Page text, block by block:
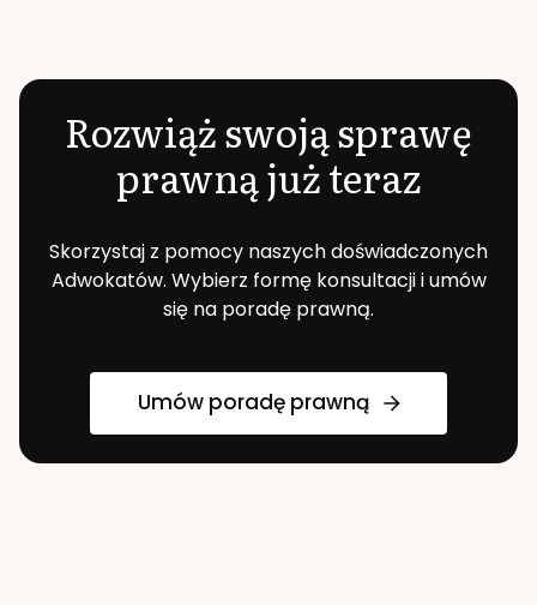
Rozwiąż swoją sprawę
prawną już teraz
Skorzystaj z pomocy naszych doświadczonych
Adwokatów. Wybierz formę konsultacji i umów
się na poradę prawną.
Umów poradę prawną